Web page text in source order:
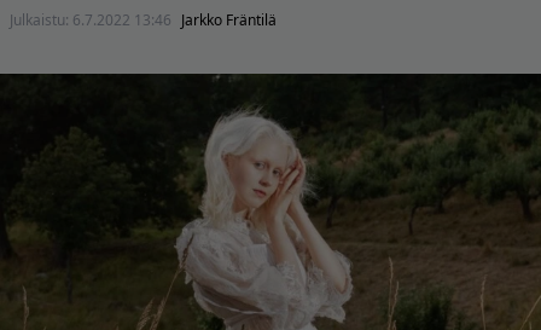
Julkaistu: 6.7.2022 13:46 Jarkko Fräntilä